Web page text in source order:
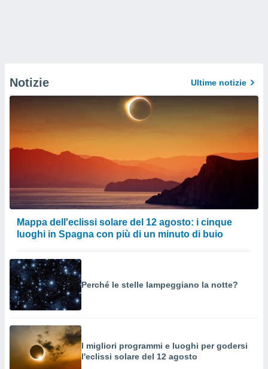
Notizie Ultime notizie
Mappa dell'eclissi solare del 12 agosto: i cinque
luoghi in Spagna con più di un minuto di buio
Perché le stelle lampeggiano la notte?
I migliori programmi e luoghi per godersi
l'eclissi solare del 12 agosto